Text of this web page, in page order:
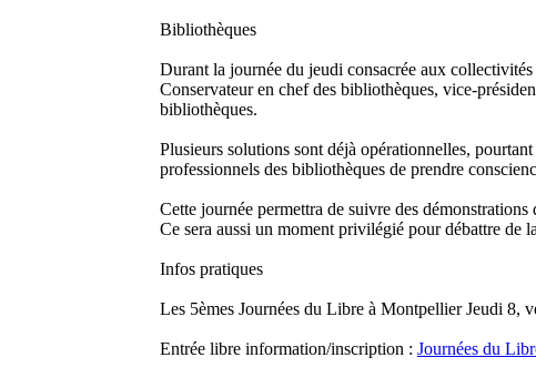
Bibliothèques
Durant la journée du jeudi consacrée aux
Conservateur en chef des bibliothèques, vice-
bibliothèques.
Plusieurs solutions sont déjà opérationnelles,
professionnels des bibliothèques de prendre
Cette journée permettra de suivre des
Ce sera aussi un moment privilégié pour débattre de
Infos pratiques
Les 5èmes Journées du Libre à Montpellier Jeudi 8,
Entrée libre information/inscription : Journées du